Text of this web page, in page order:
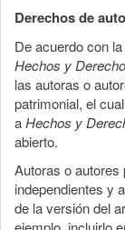
Derechos de
De acuerdo con
Hechos y
las autoras o
patrimonial, el
aHechos y
abierto.
Autoras o autores
independientes y
de la versión del